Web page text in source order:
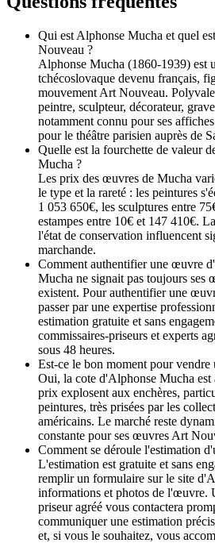
Qui est Alphonse Mucha et quel
Nouveau ?
Alphonse Mucha (1860-1939) est
tchécoslovaque devenu français,
mouvement Art Nouveau.
peintre, sculpteur, décorateur,
notamment connu pour ses
pour le théâtre parisien auprès de
Quelle est la fourchette de valeur
Mucha ?
Les prix des œuvres de Mucha
le type et la rareté : les peintures
1 053 650€, les sculptures entre
estampes entre 10€ et 147 410€.
l'état de conservation influencent
marchande.
Comment authentifier une œuvre
Mucha ne signait pas toujours ses
existent. Pour authentifier une
passer par une expertise
estimation gratuite et sans
commissaires-priseurs et experts
sous 48 heures.
Est-ce le bon moment pour
Oui, la cote d'Alphonse Mucha est
prix explosent aux enchères,
peintures, très prisées par les
américains. Le marché reste
constante pour ses œuvres Art
Comment se déroule l'estimation
L'estimation est gratuite et sans
remplir un formulaire sur le site
informations et photos de l'œuvre.
priseur agréé vous contactera
communiquer une estimation
et, si vous le souhaitez, vous